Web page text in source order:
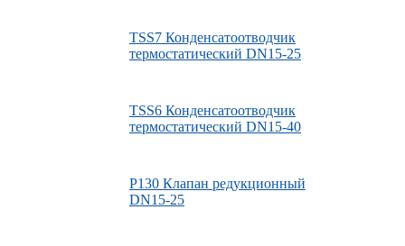
TSS7 Конденсатоотводчик
термостатический DN15-25
TSS6 Конденсатоотводчик
термостатический DN15-40
P130 Клапан редукционный
DN15-25